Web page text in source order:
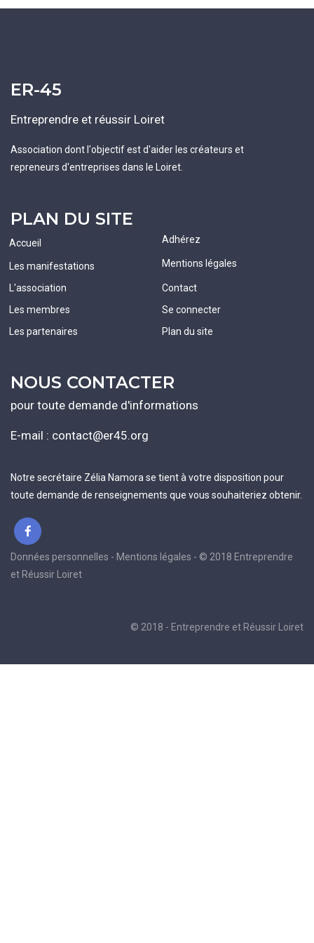
ER-45
Entreprendre et réussir Loiret
Association dont l'objectif est d'aider les créateurs et
repreneurs d'entreprises dans le Loiret.
PLAN DU SITE
Accueil
Les manifestations
L'association
Les membres
Les partenaires
Adhérez
Mentions légales
Contact
Se connecter
Plan du site
NOUS CONTACTER
pour toute demande d'informations
E-mail : contact@er45.org
Notre secrétaire Zélia Namora se tient à votre disposition pour
toute demande de renseignements que vous souhaiteriez obtenir.
Données personnelles - Mentions légales - © 2018 Entreprendre
et Réussir Loiret
© 2018 - Entreprendre et Réussir Loiret